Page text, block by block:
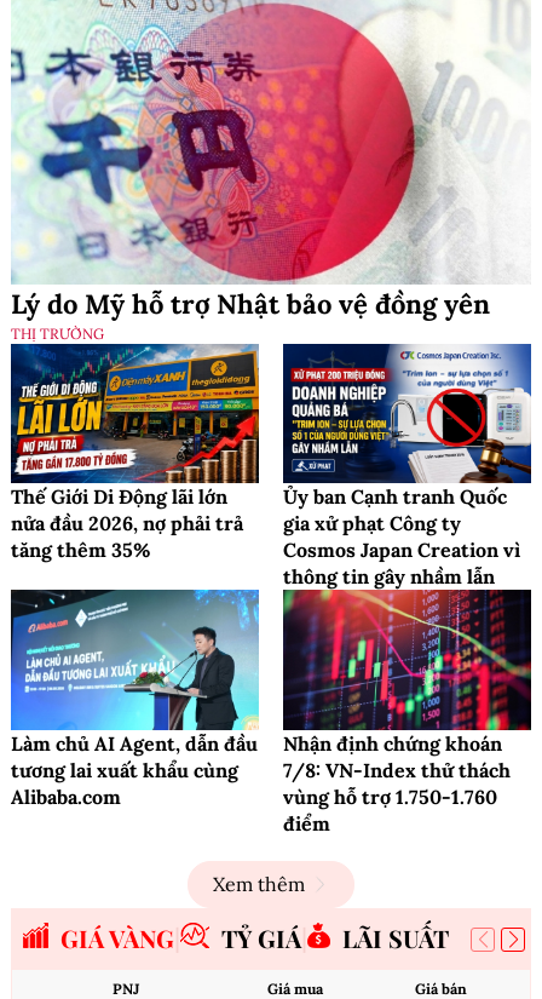
Lý do Mỹ hỗ trợ Nhật bảo vệ đồng yên
THỊ TRƯỜNG
Thế Giới Di Động lãi lớn
nửa đầu 2026, nợ phải trả
tăng thêm 35%
Ủy ban Cạnh tranh Quốc
gia xử phạt Công ty
Cosmos Japan Creation vì
thông tin gây nhầm lẫn
Làm chủ AI Agent, dẫn đầu
tương lai xuất khẩu cùng
Alibaba.com
Nhận định chứng khoán
7/8: VN-Index thử thách
vùng hỗ trợ 1.750-1.760
điểm
Xem thêm
GIÁ VÀNG TỶ GIÁ LÃI SUẤT
PNJ Giá mua Giá bán